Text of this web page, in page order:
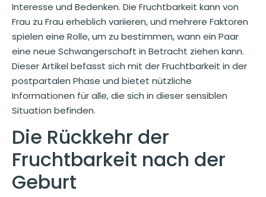
Interesse und Bedenken. Die Fruchtbarkeit kann von
Frau zu Frau erheblich variieren, und mehrere Faktoren
spielen eine Rolle, um zu bestimmen, wann ein Paar
eine neue Schwangerschaft in Betracht ziehen kann.
Dieser Artikel befasst sich mit der Fruchtbarkeit in der
postpartalen Phase und bietet nützliche
Informationen für alle, die sich in dieser sensiblen
Situation befinden.
Die Rückkehr der
Fruchtbarkeit nach der
Geburt